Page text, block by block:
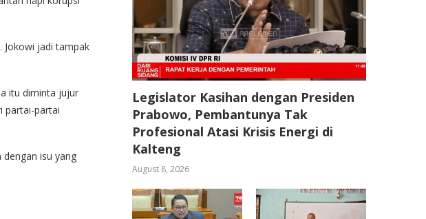
Jokowi jadi tampak
itu diminta jujur
partai-partai
isu yang
Legislator Kasihan dengan Presiden
Prabowo, Pembantunya Tak
Profesional Atasi Krisis Energi di
Kalteng
August 8, 2026